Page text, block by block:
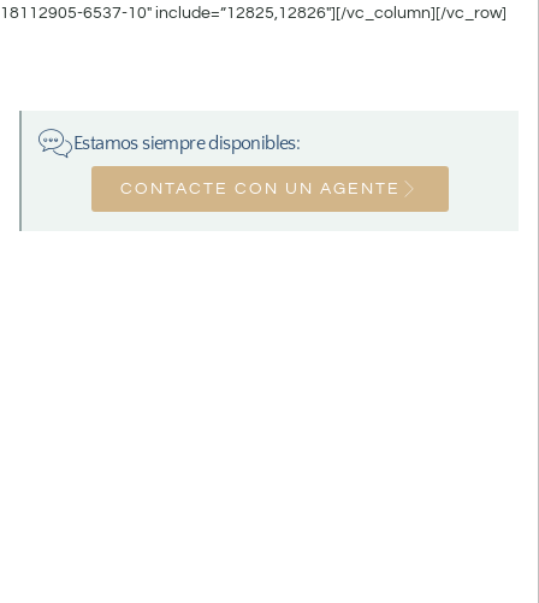
18112905-6537-10″ include=”12825,12826″][/vc_column][/vc_row]
Estamos siempre disponibles:
CONTACTE CON UN AGENTE